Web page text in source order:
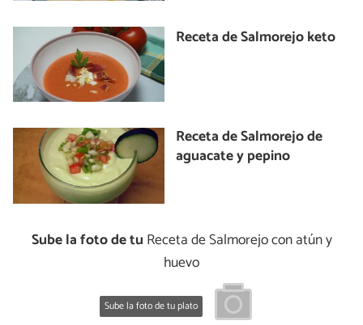
Receta de Salmorejo keto
Receta de Salmorejo de
aguacate y pepino
Sube la foto de tu Receta de Salmorejo con atún y
huevo
Sube la foto de tu plato